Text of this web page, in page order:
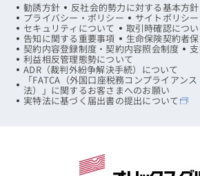
勧誘方針 反社会的勢力に対する基本方針
プライバシー・ポリシー サイトポリシー
セキュリティについて 取引時確認につ
告知に関する重要事項 生命保険契約者
契約内容登録制度・契約内容照会制度
利益相反管理態勢について
ADR（裁判外紛争解決手続）について
「FATCA（外国口座税務コンプライアンス
法）」に関するお客さまへのお願い
実特法に基づく届出書の提出について